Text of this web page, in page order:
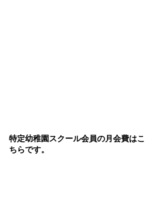
特定幼稚園スクール会員の月会費はこ
ちらです。